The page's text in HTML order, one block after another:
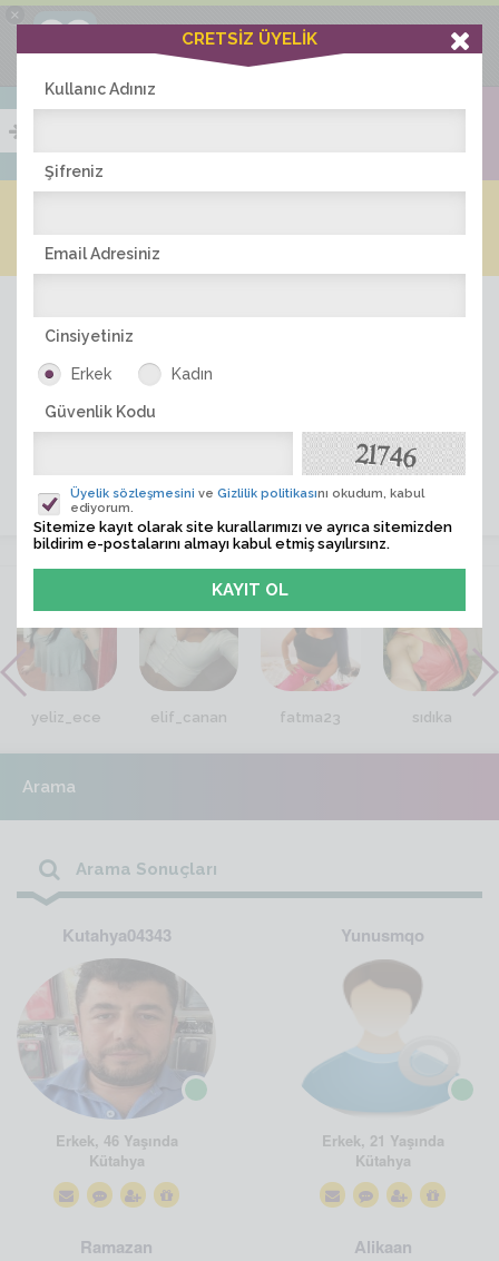
×
Ciddiask Uygulaması
+1 Hafta Gold Üyelik Kazan
Bedava - com.ciddi.ask
İNDİR
ÜYE ARA
VİTRİN
yeliz_ece elif_canan fatma23 sıdıka
Arama
Arama Sonuçları
Kutahya04343
Erkek, 46 Yaşında
Kütahya
Yunusmqo
Erkek, 21 Yaşında
Kütahya
Ramazan Alikaan
CRETSİZ ÜYELİK
Kullanıc Adınız
Şifreniz
Email Adresiniz
Cinsiyetiniz
Erkek Kadın
Güvenlik Kodu
Üyelik sözleşmesini ve Gizlilik politikasını okudum, kabul
ediyorum.
Sitemize kayıt olarak site kurallarımızı ve ayrıca sitemizden
bildirim e-postalarını almayı kabul etmiş sayılırsınz.